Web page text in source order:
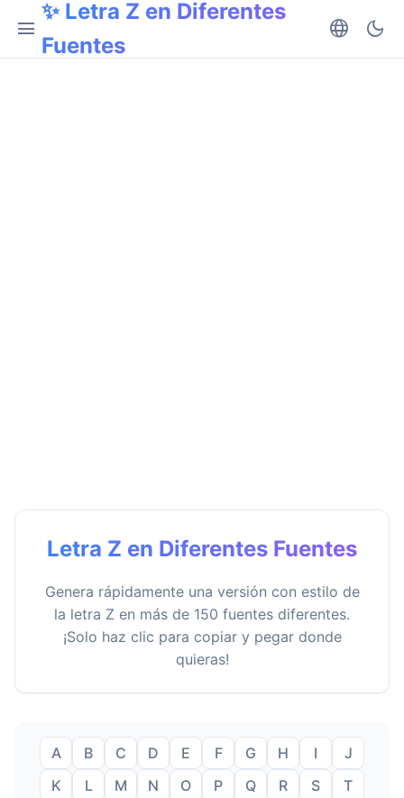
menu
✨ Letra Z en Diferentes
Fuentes
language dark_mode
Letra Z en Diferentes Fuentes
Genera rápidamente una versión con estilo de
la letra Z en más de 150 fuentes diferentes.
¡Solo haz clic para copiar y pegar donde
quieras!
A B C D E F G H I
J
K
L M N O P Q R S
T